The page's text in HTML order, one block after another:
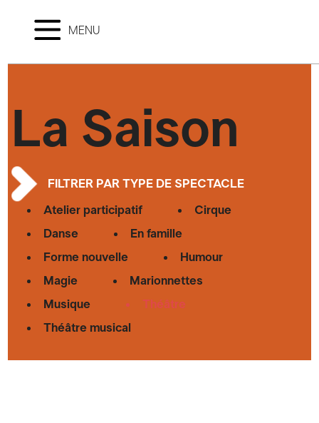
MENU
La Saison
FILTRER PAR TYPE DE SPECTACLE
Atelier participatif
Cirque
Danse
En famille
Forme nouvelle
Humour
Magie
Marionnettes
Musique
Théâtre
Théâtre musical